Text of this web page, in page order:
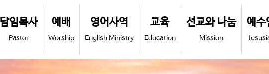
담임목사
Pastor
예배
Worship
영어사역
English Ministry
교육
Education
선교와 나눔
Mission
예수